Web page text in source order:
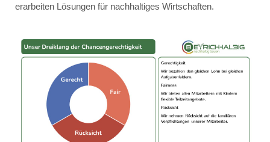
erarbeiten Lösungen für nachhaltiges Wirtschaften.